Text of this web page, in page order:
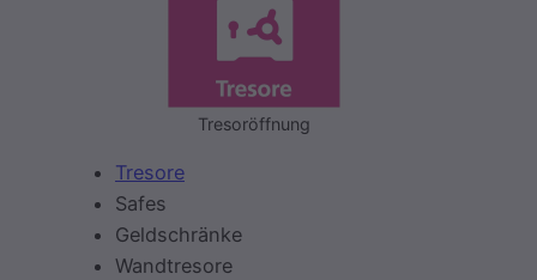
Tresoröffnung
Tresore
Safes
Geldschränke
Wandtresore